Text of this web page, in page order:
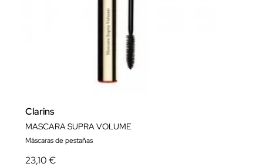
Clarins
MASCARA SUPRA VOLUME
Máscaras de pestañas
23,10 €